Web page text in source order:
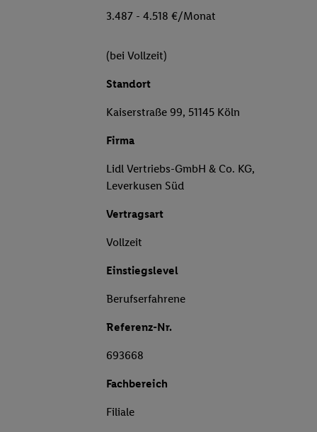
3.487 - 4.518 €/Monat
(bei Vollzeit)
Standort
Kaiserstraße 99, 51145 Köln
Firma
Lidl Vertriebs-GmbH & Co. KG,
Leverkusen Süd
Vertragsart
Vollzeit
Einstiegslevel
Berufserfahrene
Referenz-Nr.
693668
Fachbereich
Filiale